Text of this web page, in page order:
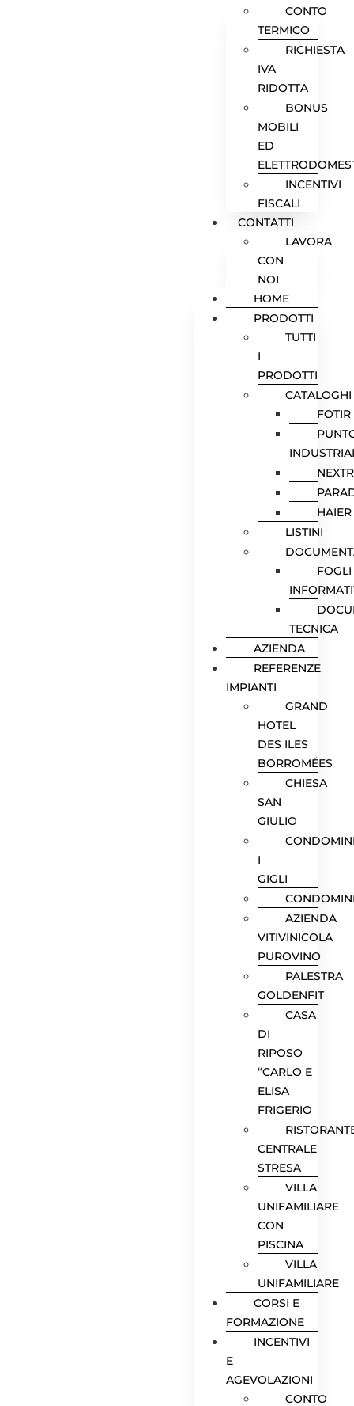
CONTO
TERMICO
RICHIESTA
IVA
RIDOTTA
BONUS
MOBILI
ED
INCENTIVI
FISCALI
CONTATTI
LAVORA
CON
NOI
HOME
PRODOTTI
TUTTI
I
PRODOTTI
CATALOGHI
FOTIR
HAIER
LISTINI
FOGLI
TECNICA
AZIENDA
REFERENZE
IMPIANTI
GRAND
HOTEL
DES ILES
BORROMÉES
CHIESA
SAN
GIULIO
I
GIGLI
AZIENDA
VITIVINICOLA
PUROVINO
PALESTRA
GOLDENFIT
CASA
DI
RIPOSO
“CARLO E
ELISA
FRIGERIO
CENTRALE
STRESA
VILLA
UNIFAMILIARE
CON
PISCINA
VILLA
UNIFAMILIARE
CORSI E
FORMAZIONE
INCENTIVI
E
AGEVOLAZIONI
CONTO